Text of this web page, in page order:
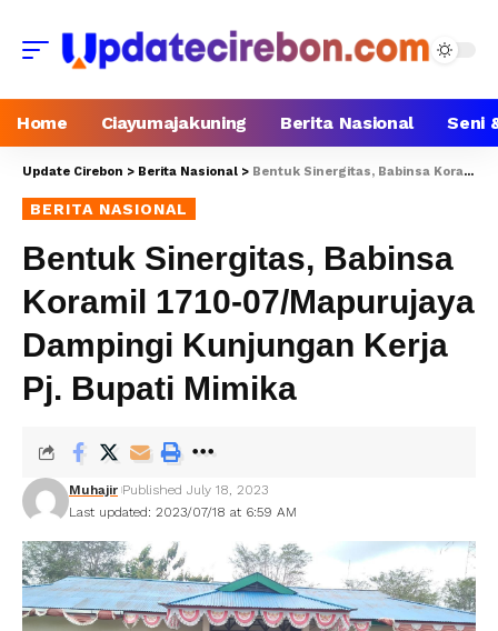
Home Ciayumajakuning Berita Nasional Seni
Update Cirebon > Berita Nasional > Bentuk Sinergitas, Babinsa Koramil 1710-07/Mapurujaya Dampingi Kunjungan Kerja Pj. Bupati Mimika
BERITA NASIONAL
Bentuk Sinergitas, Babinsa
Koramil 1710-07/Mapurujaya
Dampingi Kunjungan Kerja
Pj. Bupati Mimika
Last updated: 2023/07/18 at 6:59 AM
Muhajir Published July 18, 2023